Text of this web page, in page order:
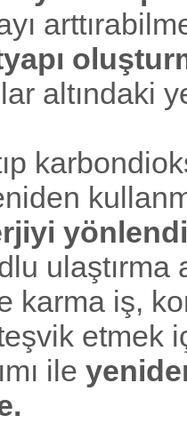
altındaki
ulaştırma
karma iş,
etmek
ile